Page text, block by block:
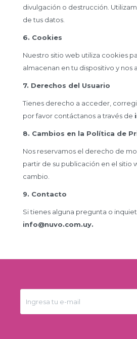
divulgación o destrucción.
de tus datos.
6. Cookies
Nuestro sitio web utiliza cookies
almacenan en tu dispositivo y nos
7. Derechos del Usuario
Tienes derecho a acceder,
por favor contáctanos a través de
8. Cambios en la Política de
Nos reservamos el derecho de
partir de su publicación en el sitio
cambio.
9. Contacto
Si tienes alguna pregunta o
info@nuvo.com.uy.